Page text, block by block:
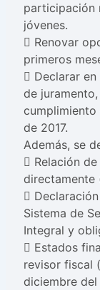
participación
jóvenes.
 Renovar
primeros
 Declarar
de juramento,
de 2017.
Además, se
 Relación
directamente

Sistema de
Integral y
 Estados
revisor fiscal
diciembre